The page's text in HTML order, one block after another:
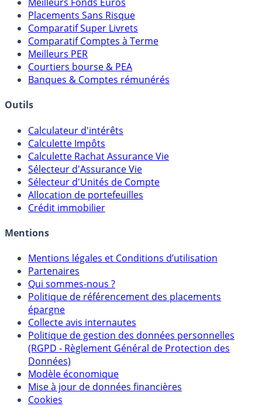
Meilleures Assurances-Vie
Meilleurs Fonds Euros
Placements Sans Risque
Comparatif Super Livrets
Comparatif Comptes à Terme
Meilleurs PER
Courtiers bourse & PEA
Calculateur d'intérêts
Calculette Impôts
Calculette Rachat Assurance Vie
Sélecteur d'Assurance Vie
Sélecteur d'Unités de Compte
Allocation de portefeuilles
Mentions légales et Conditions d’utilisation
Partenaires
Qui sommes-nous ?
Politique de référencement des placements
épargne
Collecte avis internautes
Politique de gestion des données personnelles
(RGPD - Règlement Général de Protection des
Données)
Modèle économique
Mise à jour de données financières